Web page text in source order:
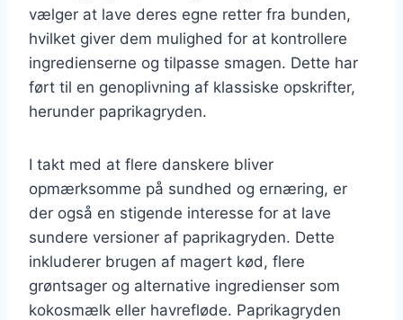
vælger at lave deres egne retter fra bunden,
hvilket giver dem mulighed for at kontrollere
ingredienserne og tilpasse smagen. Dette har
ført til en genoplivning af klassiske opskrifter,
herunder paprikagryden.
I takt med at flere danskere bliver
opmærksomme på sundhed og ernæring, er
der også en stigende interesse for at lave
sundere versioner af paprikagryden. Dette
inkluderer brugen af magert kød, flere
grøntsager og alternative ingredienser som
kokosmælk eller havrefløde. Paprikagryden